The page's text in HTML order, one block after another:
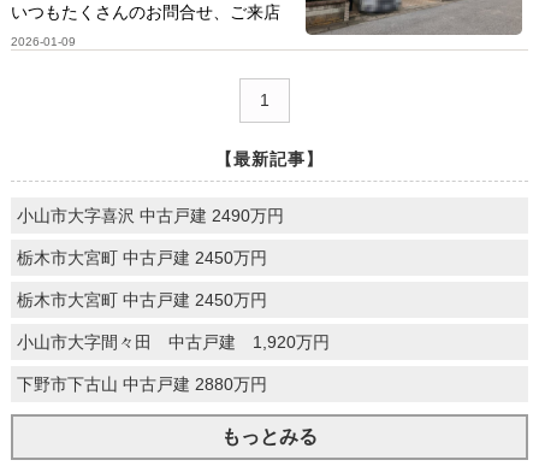
いつもたくさんのお問合せ、ご来店
をいただき、誠にありがとうござい
今年の第102回箱根駅伝は、青山学
院大学の独壇場となりましたね！
2026-01-09
1
【最新記事】
小山市大字喜沢 中古戸建 2490万円
栃木市大宮町 中古戸建 2450万円
栃木市大宮町 中古戸建 2450万円
小山市大字間々田 中古戸建 1,920万円
下野市下古山 中古戸建 2880万円
もっとみる